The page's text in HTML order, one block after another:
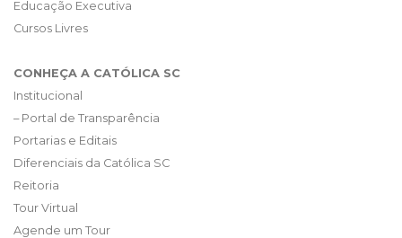
Educação Executiva
Cursos Livres
CONHEÇA A CATÓLICA SC
Institucional
– Portal de Transparência
Portarias e Editais
Diferenciais da Católica SC
Reitoria
Tour Virtual
Agende um Tour